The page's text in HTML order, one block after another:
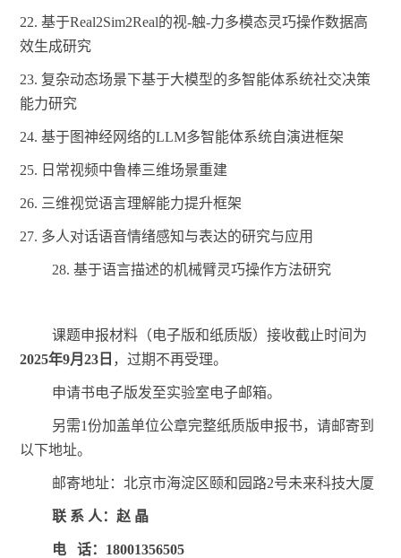
22.基于Real2Sim2Real的视-触-力多模态灵巧操作数据高
效生成研究
23. 复杂动态场景下基于大模型的多智能体系统社交决策
能力研究
24.基于图神经网络的LLM多智能体系统自演进框架
25. 日常视频中鲁棒三维场景重建
26. 三维视觉语言理解能力提升框架
27. 多人对话语音情绪感知与表达的研究与应用
28. 基于语言描述的机械臂灵巧操作方法研究
课题申报材料（电子版和纸质版）接收截止时间为
2025年9月23日 ，过期不再受理。
申请书电子版发至实验室电子邮箱。
另需1份加盖单位公章完整纸质版申报书，请邮寄到
以下地址。
邮寄地址：北京市海淀区颐和园路2号未来科技大厦
联 系 人：赵 晶
电 话：18001356505